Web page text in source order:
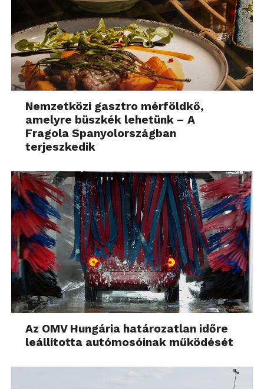
Nemzetközi gasztro mérföldkő,
amelyre büszkék lehetünk – A
Fragola Spanyolországban
terjeszkedik
Az OMV Hungária határozatlan időre
leállította autómosóinak működését